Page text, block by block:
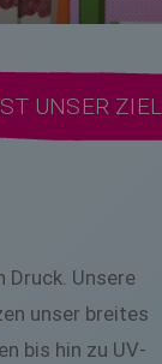
UNSER ZIEL
Unsere
unser breites
bis hin zu UV-